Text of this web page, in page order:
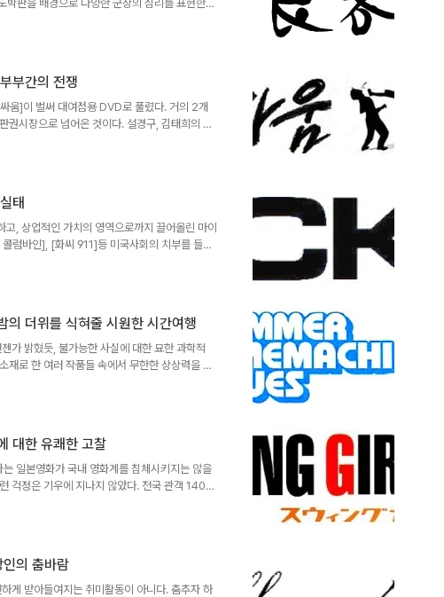
판을 배경으로 다양한 군상의 심리를 표현한
나 영화적 소재로도 손색이 없음이 증명되어
않은 성적을 거둔 작품이지만 관객들의 평가
은 과연 원작만큼의 높은 점수를 줄 수 있는 작
부간의 전쟁
움]이 벌써 대여점용 DVD로 풀렸다. 거의 2개
권시장으로 넘어온 것이다. 설경구, 김태희의 막
관객들의 질타를 받으며 조기종영의 수모를 겪
현되고 있을까? [싸움]의 장르적 슬로건은 "하드
이 웃음의 끈을 놓지 않으면서도 끝끝내 비..
태
, 상업적인 가치의 영역으로까지 끌어올린 마이
럼바인], [화씨 911]등 미국사회의 치부를 들추
[볼링 포 콜럼바인]이 아카데미 장편 다큐멘터
포 콜럼바인]에서는 미국 총기사용의 실태와 과
911]은 미국정부의 공포정치..
의 더위를 식혀줄 시원한 시간여행
가 밝혔듯, 불가능한 사실에 대한 묘한 과학적
재로 한 여러 작품들 속에서 무한한 상상력을 자
이렇게 어디까지나 '가설'에 의해 진행되는 시간
스케일의 영화다. 잘못된 현재를 바로잡기위해
않는다. 따라서 스팩타클한 액션이나 특수효과
대한 유쾌한 고찰
일본영화가 국내 영화계를 침체시키지는 않을
걱정은 기우에 지나지 않았다. 전국 관객 140만
수입된 대부분의 일본영화가 흥행에서 별다른
는데 [으랏차차 스모부], [워터보이즈],[핑퐁] 등
고 할 수 있겠다. 바로 '배움의 즐거움'을 소재로
의 춤바람
게 받아들여지는 취미활동이 아니다. 춤추자 하